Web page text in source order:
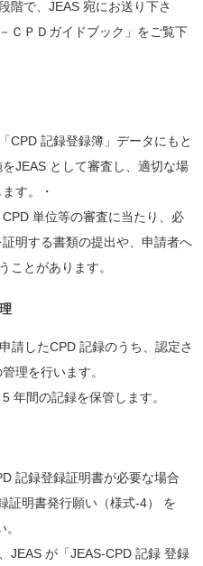
階で、JEAS 宛にお送り下さ
ＣＰＤガイドブック」をご覧下
CPD 記録登録簿」データにもと
JEAS として審査し、適切な場
す。・
単位等の審査に当たり、必
明する書類の提出や、申請者へ
ことがあります。
請したCPD 記録のうち、認定さ
理を行います。
年間の記録を保管します。
記録登録証明書が必要な場合
明書発行願い（様式-4） を
JEAS が「JEAS‐CPD 記録 登録